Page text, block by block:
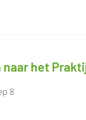
naar het
8